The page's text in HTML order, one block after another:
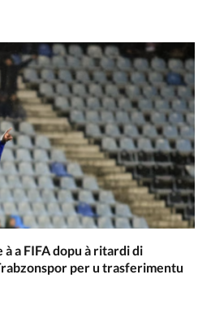
a FIFA dopu à ritardi di
per u trasferimentu